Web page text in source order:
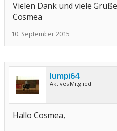
Vielen Dank und viele Grüße
Cosmea
10. September 2015
lumpi64
Aktives Mitglied
Hallo Cosmea,